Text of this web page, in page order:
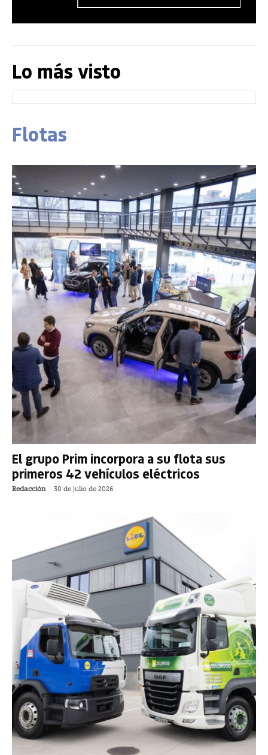
Lo más visto
Flotas
El grupo Prim incorpora a su flota sus
primeros 42 vehículos eléctricos
Redacción - 30 de julio de 2026